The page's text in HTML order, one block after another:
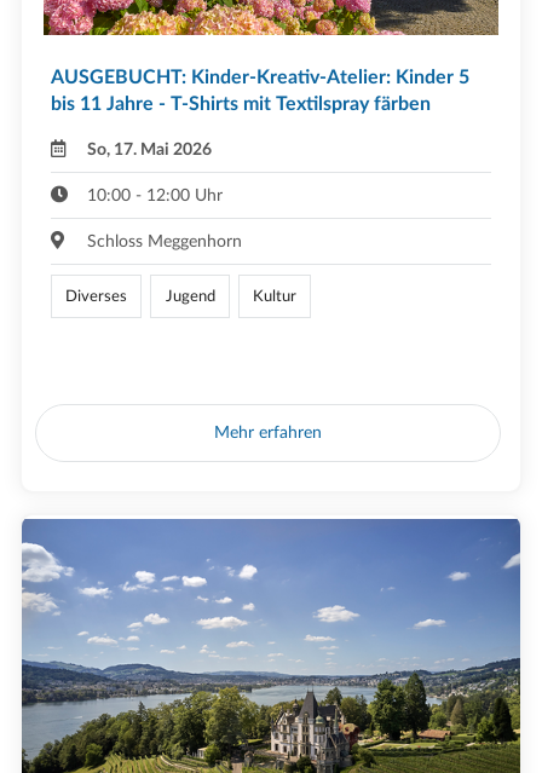
AUSGEBUCHT: Kinder-Kreativ-Atelier: Kinder 5
bis 11 Jahre - T-Shirts mit Textilspray färben
So, 17. Mai 2026
10:00 - 12:00 Uhr
Schloss Meggenhorn
Diverses Jugend Kultur
Mehr erfahren